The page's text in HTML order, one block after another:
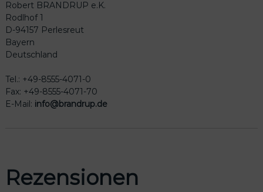
Robert BRANDRUP e.K.
Rodlhof 1
D-94157 Perlesreut
Bayern
Deutschland
Tel.: +49-8555-4071-0
Fax: +49-8555-4071-70
E-Mail: info@brandrup.de
Rezensionen